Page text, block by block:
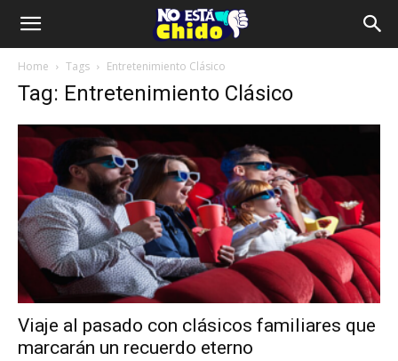
Home Tags Entretenimiento Clásico
Tag: Entretenimiento Clásico
Viaje al pasado con clásicos familiares que
marcarán un recuerdo eterno